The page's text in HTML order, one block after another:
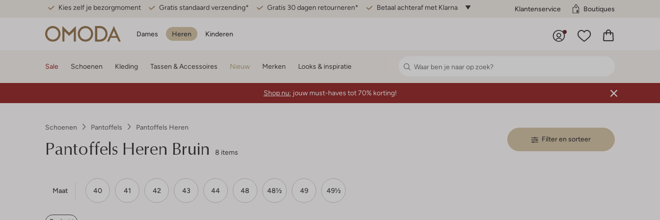
Kies zelf je bezorgmoment Gratis standaard verzending* Gratis 30 dagen retourneren* Betaal achteraf met Klarna Klantenservice Boutiques
Dames Heren Kinderen
Sale Schoenen Kleding Tassen & Accessoires Nieuw Merken Looks & inspiratie
Shop nu: jouw must-haves tot 70% korting!
Schoenen Pantoffels Pantoffels Heren
Pantoffels Heren Bruin 8 items
Filter en sorteer
Maat 40 41 42 43 44 48 48½ 49 49½